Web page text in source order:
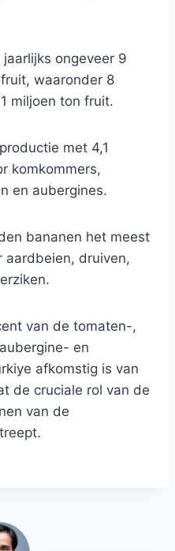
jaarlijks ongeveer 9
waaronder 8
miljoen ton fruit.
met 4,1
komkommers,
en aubergines.
bananen het meest
aardbeien, druiven,
van de tomaten-,
en
afkomstig is van
de cruciale rol van de
van de